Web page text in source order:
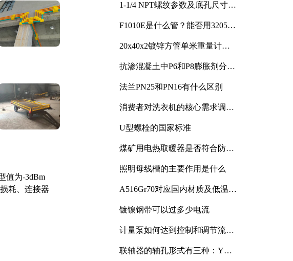
值为-3dBm
耗、连接器
1-1/4 NPT螺纹参数及底孔尺寸详
F1010E是什么管？能否用3205或
20x40x2镀锌方管单米重量计算
抗渗混凝土中P6和P8膨胀剂分别
法兰PN25和PN16有什么区别
消费者对洗衣机的核心需求调研
U型螺栓的国家标准
煤矿用电热取暖器是否符合防爆
照明母线槽的主要作用是什么
A516Gr70对应国内材质及低温冲
镀镍钢带可以过多少电流
计量泵如何达到控制和调节流量
联轴器的轴孔形式有三种：Y